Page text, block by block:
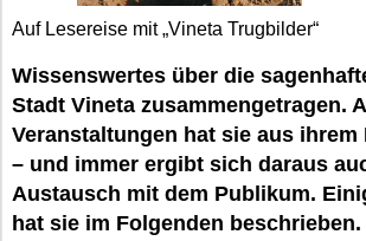
Auf Lesereise mit „Vineta Trugbilder“
Wissenswertes über die
Stadt Vineta zusammengetragen.
Veranstaltungen hat sie aus ihrem
– und immer ergibt sich daraus
Austausch mit dem Publikum.
hat sie im Folgenden beschrieben.